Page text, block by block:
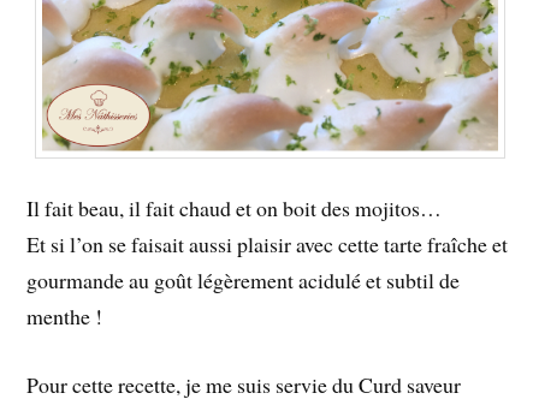
Il fait beau, il fait chaud et on boit des mojitos…
Et si l’on se faisait aussi plaisir avec cette tarte fraîche et
gourmande au goût légèrement acidulé et subtil de
menthe !
Pour cette recette, je me suis servie du Curd saveur